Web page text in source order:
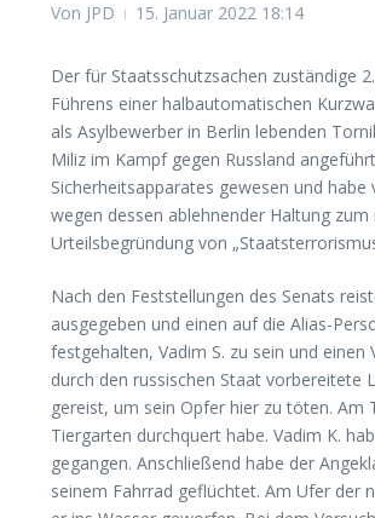
Von JPD 15. Januar 2022 18:14
Der für Staatsschutzsachen zuständige
Führens einer halbautomatischen
als Asylbewerber in Berlin lebenden
Miliz im Kampf gegen Russland
Sicherheitsapparates gewesen und
wegen dessen ablehnender Haltung
Urteilsbegründung von
Nach den Feststellungen des Senats
ausgegeben und einen auf die Alias-
festgehalten, Vadim S. zu sein und
durch den russischen Staat vorbereitete
gereist, um sein Opfer hier zu töten.
Tiergarten durchquert habe. Vadim K.
gegangen. Anschließend habe der
seinem Fahrrad geflüchtet. Am Ufer der